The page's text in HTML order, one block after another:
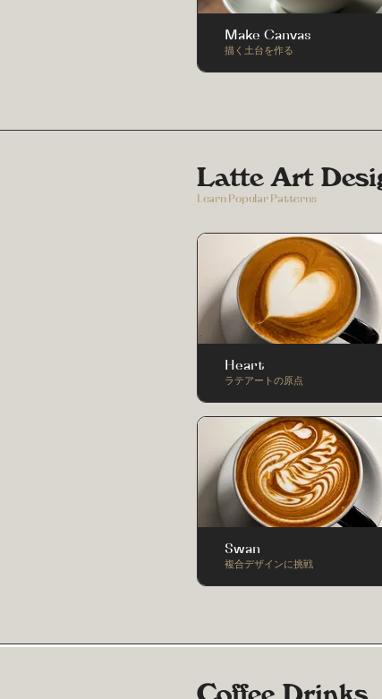
Make Canvas
描く土台を作る
Latte Art
Learn Popular Patterns
Heart
ラテアートの原点
Swan
複合デザインに挑戦